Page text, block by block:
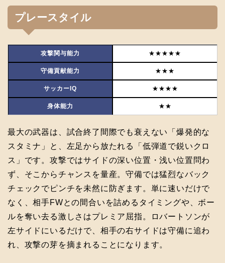
プレースタイル
攻撃関与能力 ★★★★★
守備貢献能力 ★★★
サッカーIQ ★★★★
身体能力 ★★
最大の武器は、試合終了間際でも衰えない「爆発的な
スタミナ」と、左足から放たれる「低弾道で鋭いクロ
ス」です。攻撃ではサイドの深い位置・浅い位置問わ
ず、そこからチャンスを量産。守備では猛烈なバック
チェックでピンチを未然に防ぎます。単に速いだけで
なく、相手FWとの間合いを詰めるタイミングや、ボー
ルを奪い去る激しさはプレミア屈指。ロバートソンが
左サイドにいるだけで、相手の右サイドは守備に追わ
れ、攻撃の芽を摘まれることになります。